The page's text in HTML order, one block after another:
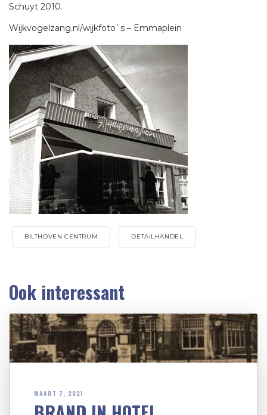
Schuyt 2010.
Wijkvogelzang.nl/wijkfoto`s – Emmaplein
BILTHOVEN CENTRUM DETAILHANDEL
Ook interessant
MAART 7, 2021